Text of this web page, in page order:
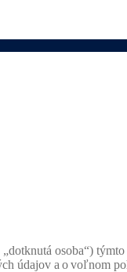
osoba“)
údajov a o voľnom